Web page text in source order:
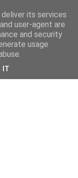
its services
user-agent are
and security
usage
IT